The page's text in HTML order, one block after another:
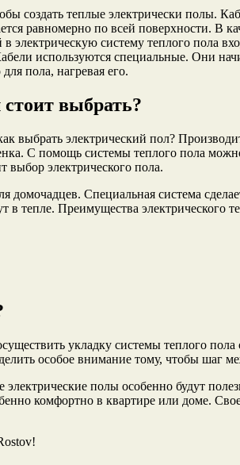
создать теплые электрически полы.
равномерно по всей поверхности. В
электрическую систему теплого пола
используются специальные. Они
пола, нагревая его.
выбрать?
выбрать электрический пол?
С помощь системы теплого пола
выбор электрического пола.
домочадцев. Специальная система
в тепле. Преимущества электрического
укладку системы теплого
особое внимание тому, чтобы шаг
полы особенно будут
комфортно в квартире или доме.